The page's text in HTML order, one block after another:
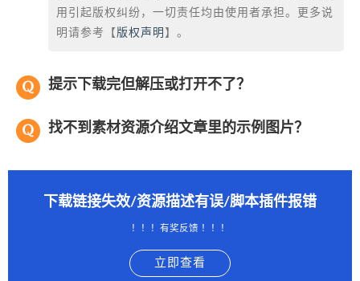
用引起版权纠纷，一切责任均由使用者承担。更多说
明请参考【 版权声明 】。
提示下载完但解压或打开不了？
找不到素材资源介绍文章里的示例图片？
下载链接失效/资源描述有误/脚本插件报错
！！！有奖反馈 ！！！
立即查看